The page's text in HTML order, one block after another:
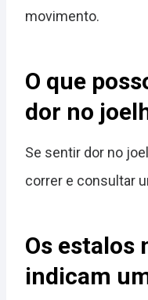
movimento.
O que
dor no
Se sentir dor no
correr e consultar
Os estalos
indicam